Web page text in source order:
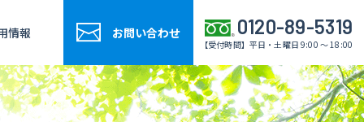
情報 お問い合わせ 0120-89-5319
【受付時間】平日・土曜日 9:00 ～ 18:00